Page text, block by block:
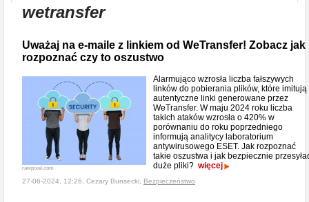
wetransfer
Uważaj na e-maile z linkiem od WeTransfer! Zobacz jak
rozpoznać czy to oszustwo
rawpixel.com
Alarmująco wzrosła liczba fałszywych
linków do pobierania plików, które imitują
autentyczne linki generowane przez
WeTransfer. W maju 2024 roku liczba
takich ataków wzrosła o 420% w
porównaniu do roku poprzedniego
informują analitycy laboratorium
antywirusowego ESET. Jak rozpoznać
takie oszustwa i jak bezpiecznie
duże pliki? więcej
27-06-2024, 12:26, Cezary Bunsecki, Bezpieczeństwo